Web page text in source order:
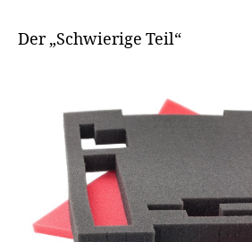
Der „Schwierige Teil“